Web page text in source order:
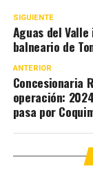
SIGUIENTE
Aguas del
balneario de
ANTERIOR
Concesionaria
operación:
pasa por